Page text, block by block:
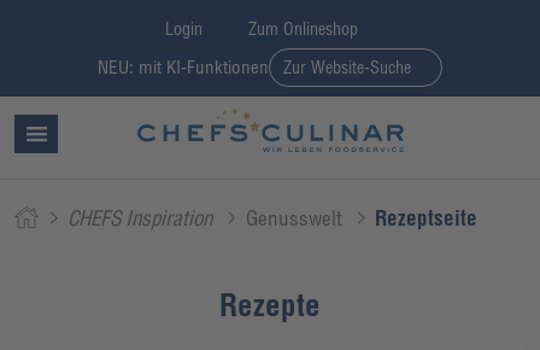
Login Zum Onlineshop
NEU: mit KI-Funktionen Zur Website-Suche
CHEFS Inspiration Genusswelt Rezeptseite
Rezepte